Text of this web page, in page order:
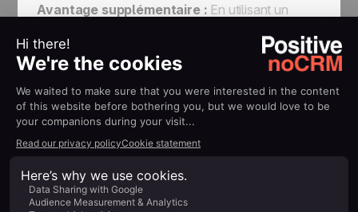
Avantage supplémentaire : En utilisant un
oublier de poser les questions cruciales, tout en
maintenant une conversation naturelle. Cela
commerciaux en leur fournissant un cadre solide.
Bonus:
si vous utilisez noCRM, l’intégration du
script est évidemment parfaite et les informations
collectées s’ajoutent automatiquement à votre
opportunité commerciale.